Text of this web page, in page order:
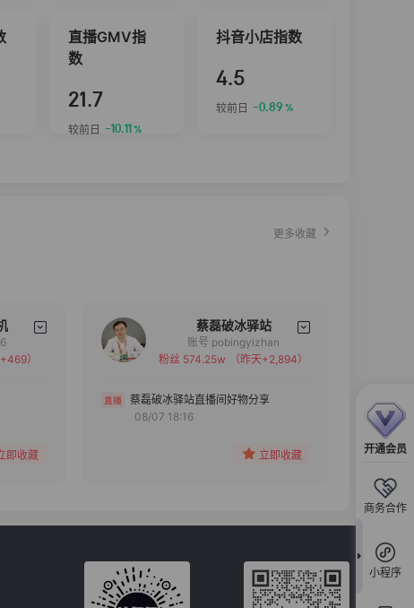
开通会员
商务合作
小程序
直播GMV指
数
21.7
较前日 -10.11 %
抖音小店指数
4.5
较前日 -0.89 %
更多收藏
）
即收藏
蔡磊破冰驿站
备注
分组
账号 pobingyizhan
粉丝 574.25w
（昨天+2,894）
蔡磊破冰驿站直播间好物分享
08/07 18:16
立即收藏